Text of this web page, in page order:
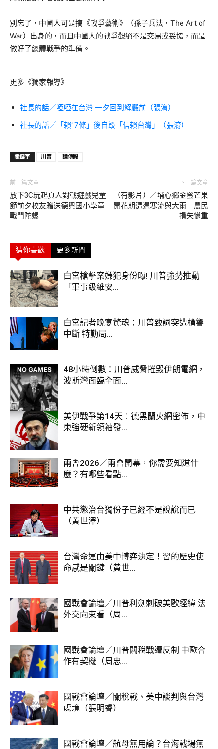
別忘了，中國人可是搞《戰爭藝術》（孫子兵法，The Art of
War）出身的，而且中國人的戰爭觀絕不是交易或妥協，而是
做好了總體戰爭的準備。
更多《獨家報導》
社長的話／啞啞在台灣 一夕回到解嚴前（張淯）
社長的話／「賴17條」後自毀「信賴台灣」（張淯）
關鍵字 川普 譚傳毅
前一篇文章
放下3C玩起真人對戰遊戲兒童
節前夕校友贈送德興國小學童
戰鬥陀螺
下一篇文章
（有影片）／埔心鄉金蜜芒果
開花期遭遇寒流與大雨 農民
損失慘重
猜你喜歡 更多新聞
白宮槍擊案嫌犯身份曝! 川普強勢推動
「軍事級維安...
白宮記者晚宴驚魂：川普致詞突遭槍響
中斷 特勤局...
48小時倒數：川普威脅摧毀伊朗電網，
波斯灣面臨全面...
美伊戰爭第14天：德黑蘭火網密佈，中
東強硬新領袖發...
兩會2026／兩會開幕，你需要知道什
麼？有哪些看點...
中共懲治台獨份子已經不是說說而已
（黄世澤）
台灣命運由美中博弈決定！習的歷史使
命感是關鍵（黄世...
國戰會論壇／川普利劍刺破美歐經緯 法
外交向東看（周...
國戰會論壇／川普關稅戰遭反制 中歐合
作有契機（周忠...
國戰會論壇／關稅戰、美中談判與台灣
處境（張明睿）
國戰會論壇／航母無用論？台海戰場無